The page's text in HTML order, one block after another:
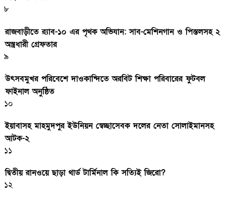
৮
রাজবাড়ীতে র‍্যাব-১০ এর পৃথক অভিযান: সাব-মেশিনগান ও পিস্তলসহ ২
অস্ত্রধারী গ্রেফতার
৯
উৎসবমুখর পরিবেশে দাওকান্দিতে অরবিট শিক্ষা পরিবারের ফুটবল
ফাইনাল অনুষ্ঠিত
১০
ইয়াবাসহ মাহমুদপুর ইউনিয়ন স্বেচ্ছাসেবক দলের নেতা সোলাইমানসহ
আটক-২
১১
দ্বিতীয় রানওয়ে ছাড়া থার্ড টার্মিনাল কি সত্যিই জিরো?
১২